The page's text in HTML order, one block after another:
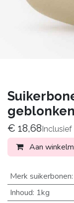
€ 18,68
Aan
Merk suikerbonen:
Inhoud: 1kg